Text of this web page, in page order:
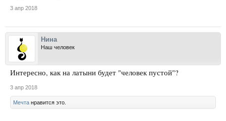
3 апр 2018
Нина
Наш человек
Интересно, как на латыни будет "человек пустой"?
3 апр 2018
Мечта нравится это.